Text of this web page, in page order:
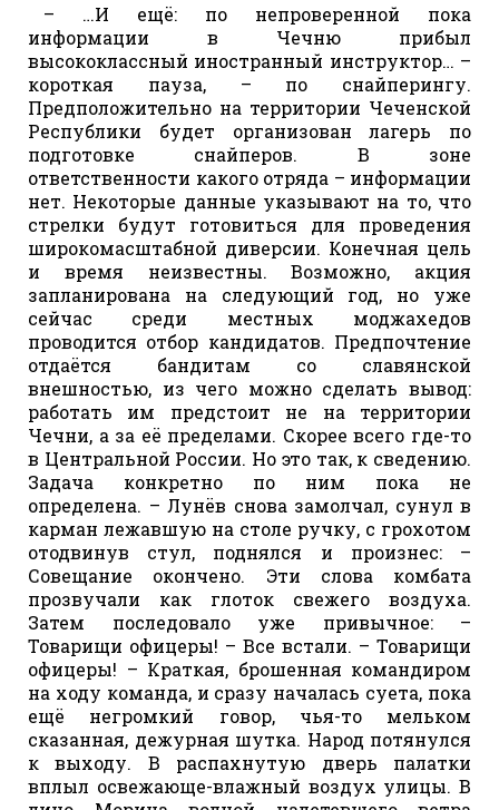
– …И ещё: по непроверенной пока
информации в Чечню прибыл
высококлассный иностранный инструктор… –
короткая пауза, – по снайперингу.
Предположительно на территории Чеченской
Республики будет организован лагерь по
подготовке снайперов. В зоне
ответственности какого отряда – информации
нет. Некоторые данные указывают на то, что
стрелки будут готовиться для проведения
широкомасштабной диверсии. Конечная цель
и время неизвестны. Возможно, акция
запланирована на следующий год, но уже
сейчас среди местных моджахедов
проводится отбор кандидатов. Предпочтение
отдаётся бандитам со славянской
внешностью, из чего можно сделать вывод:
работать им предстоит не на территории
Чечни, а за её пределами. Скорее всего где-то
в Центральной России. Но это так, к сведению.
Задача конкретно по ним пока не
определена. – Лунёв снова замолчал, сунул в
карман лежавшую на столе ручку, с грохотом
отодвинув стул, поднялся и произнес: –
Совещание окончено. Эти слова комбата
прозвучали как глоток свежего воздуха.
Затем последовало уже привычное: –
Товарищи офицеры! – Все встали. – Товарищи
офицеры! – Краткая, брошенная командиром
на ходу команда, и сразу началась суета, пока
ещё негромкий говор, чья-то мельком
сказанная, дежурная шутка. Народ потянулся
к выходу. В распахнутую дверь палатки
вплыл освежающе-влажный воздух улицы. В